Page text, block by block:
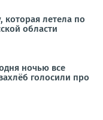
которая летела по
области
ночью все
голосили про